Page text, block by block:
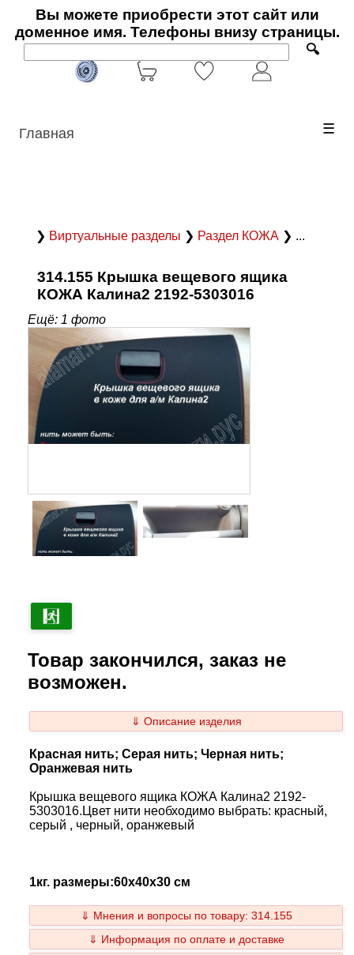
Вы можете приобрести этот сайт или
доменное имя. Телефоны внизу страницы.
🔍
Главная ☰
❯ Виртуальные разделы ❯ Раздел КОЖА ❯ ...
314.155 Крышка вещевого ящика
КОЖА Калина2 2192-5303016
Ещё: 1 фото
Товар закончился, заказ не
возможен.
⇓ Описание изделия
Красная нить; Серая нить; Черная нить;
Оранжевая нить
Крышка вещевого ящика КОЖА Калина2 2192-
5303016.Цвет нити необходимо выбрать: красный,
серый , черный, оранжевый
1кг. размеры:60x40x30 см
⇓ Мнения и вопросы по товару: 314.155
⇓ Информация по оплате и доставке